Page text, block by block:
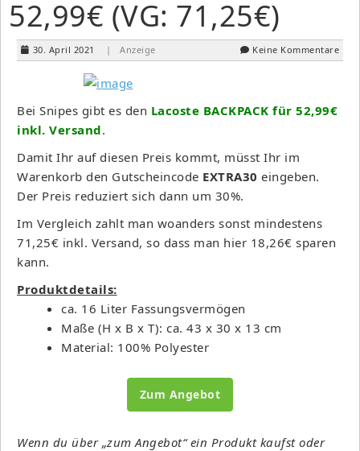
52,99€ (VG: 71,25€)
30. April 2021 | Anzeige Keine Kommentare
Bei Snipes gibt es den Lacoste BACKPACK für 52,99€
inkl. Versand.
Damit Ihr auf diesen Preis kommt, müsst Ihr im
Warenkorb den Gutscheincode EXTRA30 eingeben.
Der Preis reduziert sich dann um 30%.
Im Vergleich zahlt man woanders sonst mindestens
71,25€ inkl. Versand, so dass man hier 18,26€ sparen
kann.
Produktdetails:
ca. 16 Liter Fassungsvermögen
Maße (H x B x T): ca. 43 x 30 x 13 cm
Material: 100% Polyester
Zum Angebot
Wenn du über „zum Angebot“ ein Produkt kaufst oder